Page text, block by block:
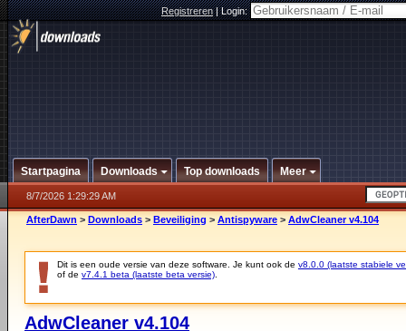
Registreren|Login:
Startpagina Downloads Top downloads Meer
8/7/2026 1:29:29 AM
AfterDawn > Downloads > Beveiliging > Antispyware > AdwCleaner v4.104
Dit is een oude versie van deze software. Je kunt ook de v8.0.0 (laatste stabiele
of de v7.4.1 beta (laatste beta versie)
AdwCleaner v4.104